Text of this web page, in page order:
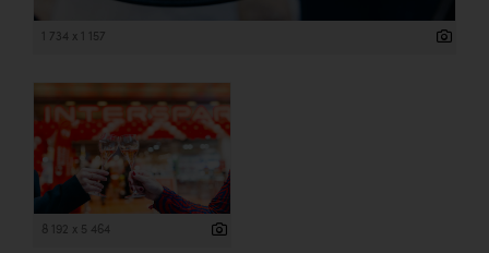
1 734 x 1 157
8 192 x 5 464